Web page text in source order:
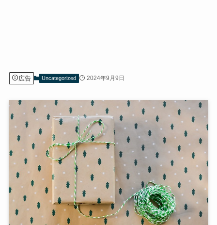
広告 Uncategorized 2024年9月9日